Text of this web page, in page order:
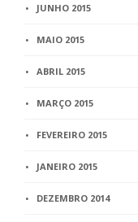
JUNHO 2015
MAIO 2015
ABRIL 2015
MARÇO 2015
FEVEREIRO 2015
JANEIRO 2015
DEZEMBRO 2014